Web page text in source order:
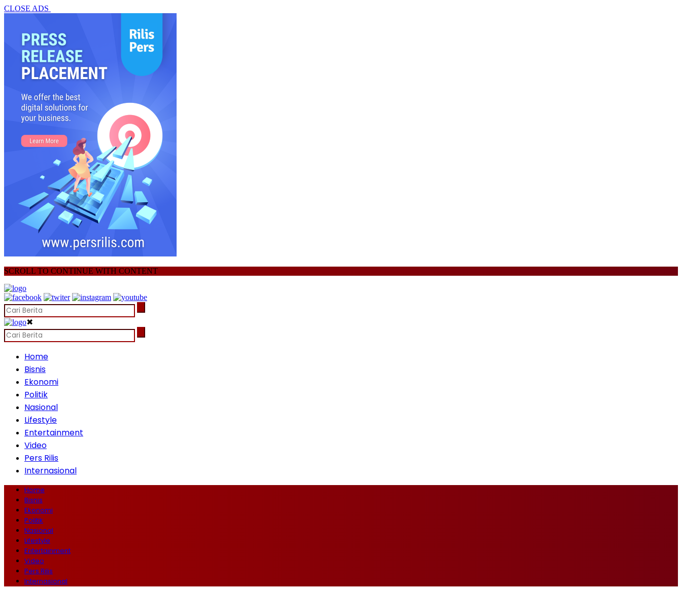
CLOSE ADS
SCROLL TO CONTINUE WITH CONTENT
✖
Home
Bisnis
Ekonomi
Politik
Nasional
Lifestyle
Entertainment
Video
Pers Rilis
Internasional
Home
Bisnis
Ekonomi
Politik
Nasional
Lifestyle
Entertainment
Video
Pers Rilis
Internasional